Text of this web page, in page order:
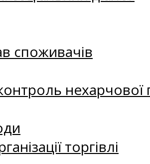
споживачів
нехарчової
торгівлі